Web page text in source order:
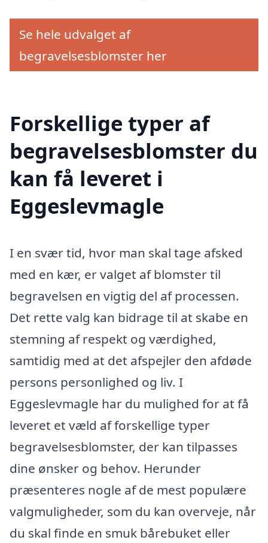
Se hele udvalget af
begravelsesblomster her
Forskellige typer af
begravelsesblomster du
kan få leveret i
Eggeslevmagle
I en svær tid, hvor man skal tage afsked
med en kær, er valget af blomster til
begravelsen en vigtig del af processen.
Det rette valg kan bidrage til at skabe en
stemning af respekt og værdighed,
samtidig med at det afspejler den afdøde
persons personlighed og liv. I
Eggeslevmagle har du mulighed for at få
leveret et væld af forskellige typer
begravelsesblomster, der kan tilpasses
dine ønsker og behov. Herunder
præsenteres nogle af de mest populære
valgmuligheder, som du kan overveje, når
du skal finde en smuk bårebuket eller